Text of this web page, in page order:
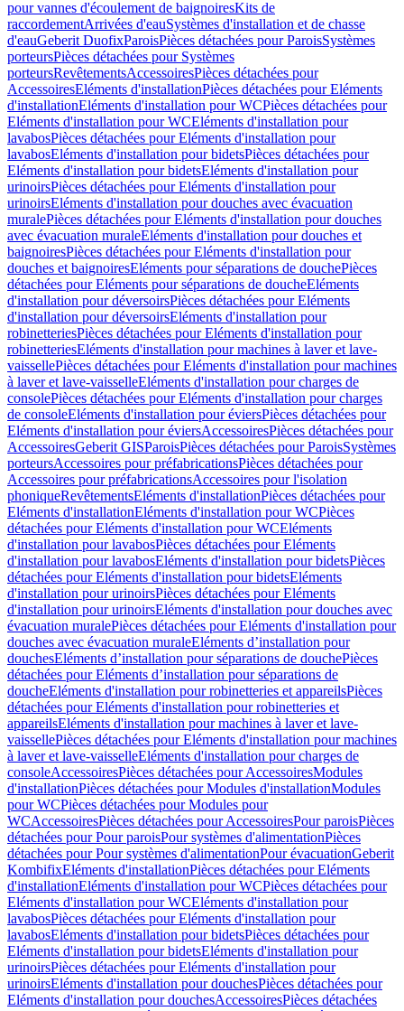
pour vannes d'écoulement de baignoiresKits de
raccordementArrivées d'eauSystèmes d'installation et de chasse
d'eauGeberit DuofixParoisPièces détachées pour ParoisSystèmes
porteursPièces détachées pour Systèmes
porteursRevêtementsAccessoiresPièces détachées pour
AccessoiresEléments d'installationPièces détachées pour Eléments
d'installationEléments d'installation pour WCPièces détachées pour
Eléments d'installation pour WCEléments d'installation pour
lavabosPièces détachées pour Eléments d'installation pour
lavabosEléments d'installation pour bidetsPièces détachées pour
Eléments d'installation pour bidetsEléments d'installation pour
urinoirsPièces détachées pour Eléments d'installation pour
urinoirsEléments d'installation pour douches avec évacuation
muralePièces détachées pour Eléments d'installation pour douches
avec évacuation muraleEléments d'installation pour douches et
baignoiresPièces détachées pour Eléments d'installation pour
douches et baignoiresEléments pour séparations de douchePièces
détachées pour Eléments pour séparations de doucheEléments
d'installation pour déversoirsPièces détachées pour Eléments
d'installation pour déversoirsEléments d'installation pour
robinetteriesPièces détachées pour Eléments d'installation pour
robinetteriesEléments d'installation pour machines à laver et lave-
vaissellePièces détachées pour Eléments d'installation pour machines
à laver et lave-vaisselleEléments d'installation pour charges de
consolePièces détachées pour Eléments d'installation pour charges
de consoleEléments d'installation pour éviersPièces détachées pour
Eléments d'installation pour éviersAccessoiresPièces détachées pour
AccessoiresGeberit GISParoisPièces détachées pour ParoisSystèmes
porteursAccessoires pour préfabricationsPièces détachées pour
Accessoires pour préfabricationsAccessoires pour l'isolation
phoniqueRevêtementsEléments d'installationPièces détachées pour
Eléments d'installationEléments d'installation pour WCPièces
détachées pour Eléments d'installation pour WCEléments
d'installation pour lavabosPièces détachées pour Eléments
d'installation pour lavabosEléments d'installation pour bidetsPièces
détachées pour Eléments d'installation pour bidetsEléments
d'installation pour urinoirsPièces détachées pour Eléments
d'installation pour urinoirsEléments d'installation pour douches avec
évacuation muralePièces détachées pour Eléments d'installation pour
douches avec évacuation muraleEléments d’installation pour
douchesEléments d’installation pour séparations de douchePièces
détachées pour Eléments d’installation pour séparations de
doucheEléments d'installation pour robinetteries et appareilsPièces
détachées pour Eléments d'installation pour robinetteries et
appareilsEléments d'installation pour machines à laver et lave-
vaissellePièces détachées pour Eléments d'installation pour machines
à laver et lave-vaisselleEléments d'installation pour charges de
consoleAccessoiresPièces détachées pour AccessoiresModules
d'installationPièces détachées pour Modules d'installationModules
pour WCPièces détachées pour Modules pour
WCAccessoiresPièces détachées pour AccessoiresPour paroisPièces
détachées pour Pour paroisPour systèmes d'alimentationPièces
détachées pour Pour systèmes d'alimentationPour évacuationGeberit
KombifixEléments d'installationPièces détachées pour Eléments
d'installationEléments d'installation pour WCPièces détachées pour
Eléments d'installation pour WCEléments d'installation pour
lavabosPièces détachées pour Eléments d'installation pour
lavabosEléments d'installation pour bidetsPièces détachées pour
Eléments d'installation pour bidetsEléments d'installation pour
urinoirsPièces détachées pour Eléments d'installation pour
urinoirsEléments d'installation pour douchesPièces détachées pour
Eléments d'installation pour douchesAccessoiresPièces détachées